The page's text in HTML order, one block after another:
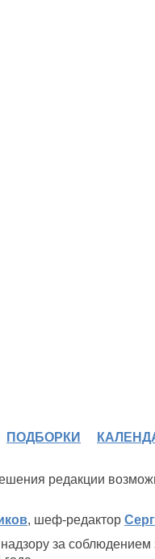
ПОДБОРКИ
редакции
, шеф-редактор
за